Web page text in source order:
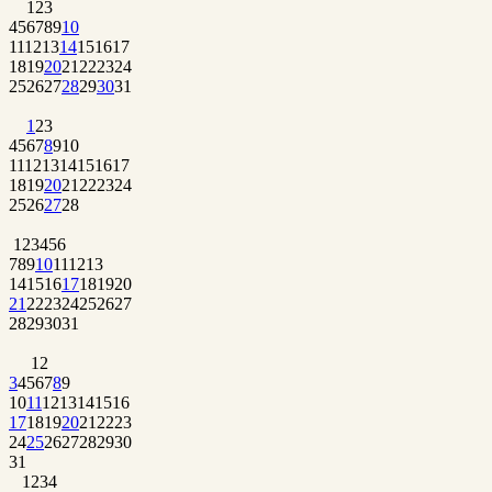
1 23
45678910
11121314151617
18192021 222324
25262728293031
1 23
45678910
11121314151617
18192021 222324
25262728
1 23456
78910111213
14151617181920
21 222324252627
28293031
1 2
3456789
10111213141516
1718192021 2223
24252627282930
31
1 234